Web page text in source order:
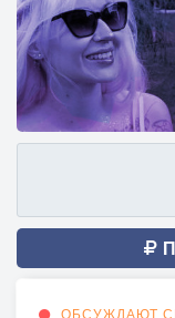
ОБСУЖДАЮТ